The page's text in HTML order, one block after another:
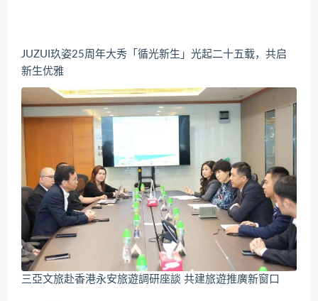
JUZUI玖姿25周年大秀「循光新生」光起二十五载，共启
新生优雅
三亞文旅赴香港永安旅遊調研座談 共建旅遊推廣新窗口